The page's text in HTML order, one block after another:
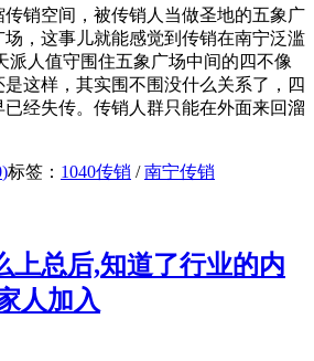
销空间，被传销人当做圣地的五象广
，这事儿就能感觉到传销在南宁泛滥
派人值守围住五象广场中间的四不像
这样，其实围不围没什么关系了，四
经失传。传销人群只能在外面来回溜
)标签： 1040传销 /南宁传销
上总后,知道了行业的内
人加入